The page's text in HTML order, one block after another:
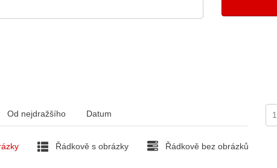
Od nejdražšího Datum
Řádkově s obrázky Řádkově bez obrázků